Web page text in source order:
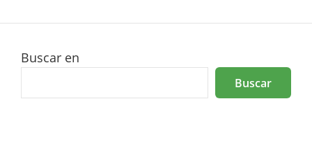
Buscar en
Buscar